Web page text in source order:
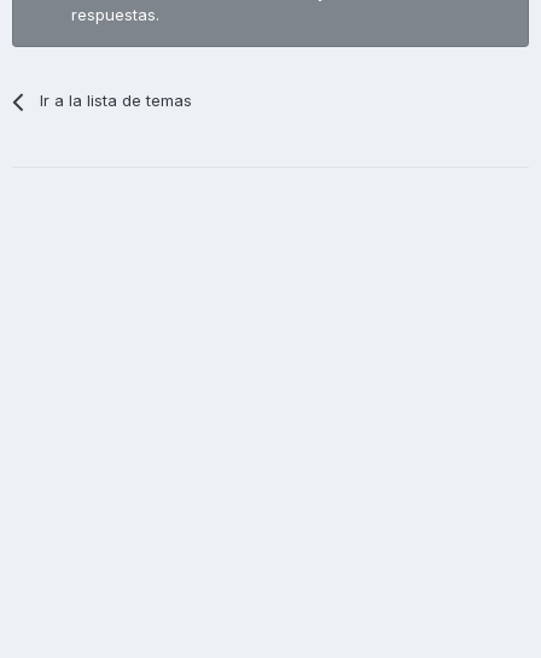
respuestas.
Ir a la lista de temas